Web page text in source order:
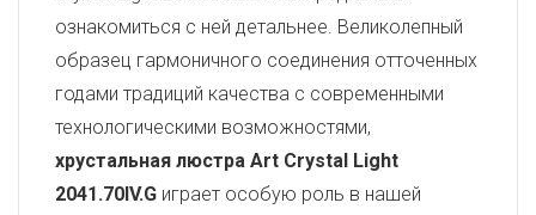
ознакомиться с ней детальнее. Великолепный
образец гармоничного соединения отточенных
годами традиций качества с современными
технологическими возможностями,
хрустальная люстра Art Crystal Light
2041.70IV.G играет особую роль в нашей